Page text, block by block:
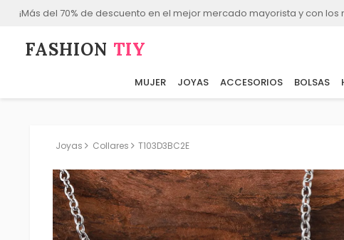
¡Más del 70% de descuento en el mejor mercado mayorista y con
FASHION⁠ TIY
MUJER JOYAS ACCESORIOS BOLSAS
Joyas Collares T103D3BC2E